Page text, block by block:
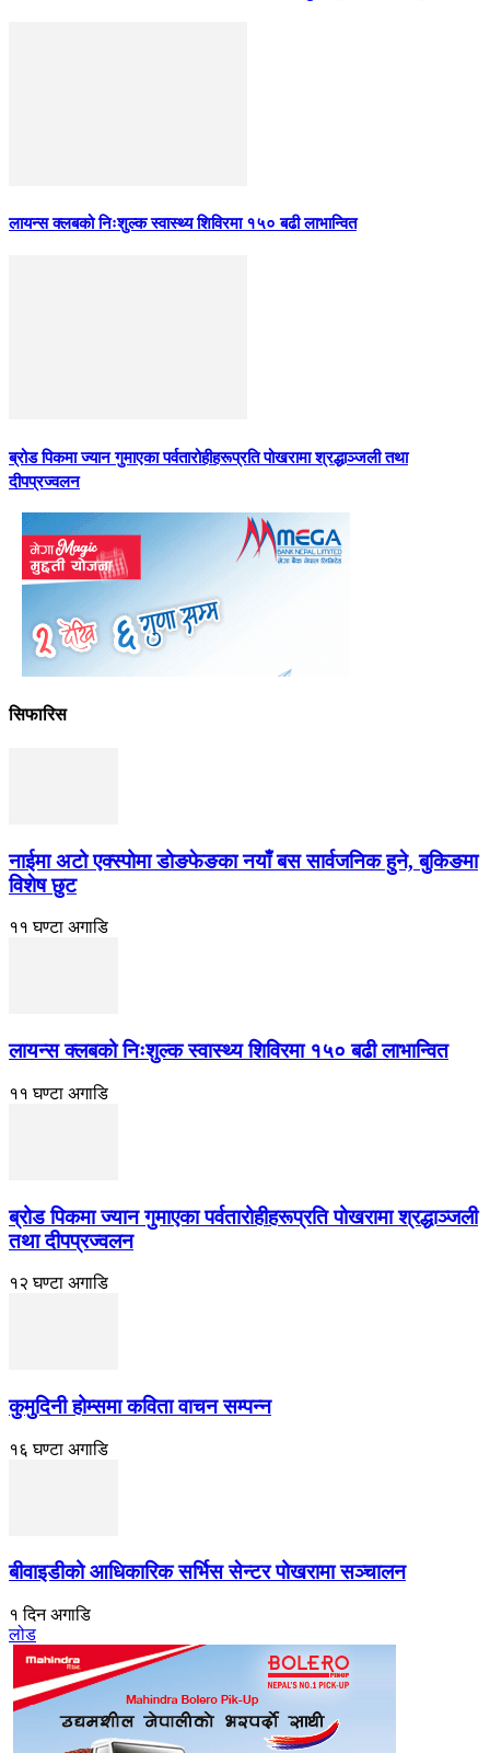
लायन्स क्लबको निःशुल्क स्वास्थ्य शिविरमा १५० बढी लाभान्वित
ब्रोड पिकमा ज्यान गुमाएका पर्वतारोहीहरूप्रति पोखरामा श्रद्धाञ्जली तथा
दीपप्रज्वलन
सिफारिस
नाईमा अटो एक्स्पोमा डोङफेङका नयाँ बस सार्वजनिक हुने, बुकिङमा
विशेष छुट
११ घण्टा अगाडि
लायन्स क्लबको निःशुल्क स्वास्थ्य शिविरमा १५० बढी लाभान्वित
११ घण्टा अगाडि
ब्रोड पिकमा ज्यान गुमाएका पर्वतारोहीहरूप्रति पोखरामा श्रद्धाञ्जली
तथा दीपप्रज्वलन
१२ घण्टा अगाडि
कुमुदिनी होम्समा कविता वाचन सम्पन्न
१६ घण्टा अगाडि
बीवाइडीको आधिकारिक सर्भिस सेन्टर पोखरामा सञ्चालन
१ दिन अगाडि
लोड